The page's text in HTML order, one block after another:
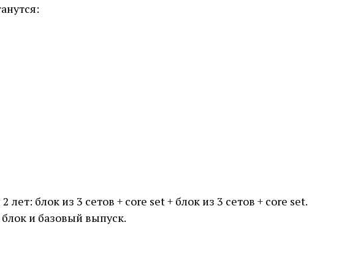
блок из 3 сетов + core set + блок из 3 сетов + core set.
и базовый выпуск.